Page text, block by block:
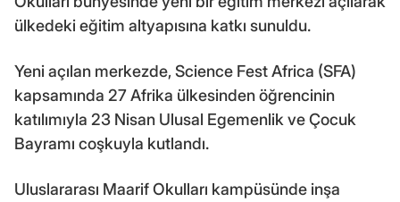
ülkedeki eğitim altyapısına katkı sunuldu.
Yeni açılan merkezde, Science Fest Africa (SFA)
kapsamında 27 Afrika ülkesinden öğrencinin
katılımıyla 23 Nisan Ulusal Egemenlik ve Çocuk
Bayramı coşkuyla kutlandı.
Uluslararası Maarif Okulları kampüsünde inşa